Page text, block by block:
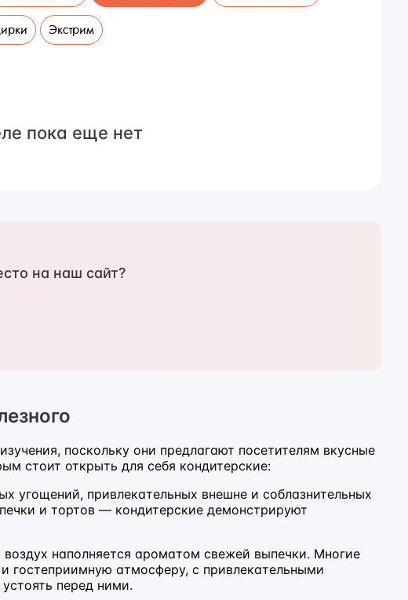
Экстрим
пока еще нет
на наш сайт?
поскольку они предлагают посетителям вкусные
стоит открыть для себя кондитерские:
угощений, привлекательных внешне и соблазнительных
и тортов — кондитерские демонстрируют
наполняется ароматом свежей выпечки. Многие
гостеприимную атмосферу, с привлекательными
перед ними.